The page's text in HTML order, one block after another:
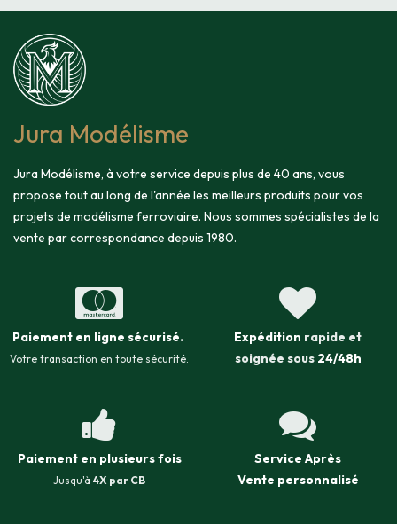
Jura Modélisme
Jura Modélisme, à votre service depuis plus de 40 ans, vous
propose tout au long de l'année les meilleurs produits pour vos
projets de modélisme ferroviaire. Nous sommes spécialistes de la
vente par correspondance depuis 1980.
Paiement en ligne sécurisé.
Votre transaction en toute sécurité.
Expédition rapide et
soignée sous 24/48h
Paiement en plusieurs fois
Jusqu'à 4X par CB
Service Après
Vente personnalisé